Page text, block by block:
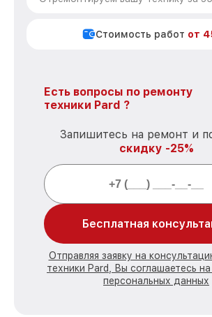
Стоимость работ от
Есть вопросы по ремонту
техники Pard ?
Запишитесь на ремонт и
скидку -25%
Бесплатная
Отправляя заявку на
техники Pard, Вы соглашаетесь
персональных данных